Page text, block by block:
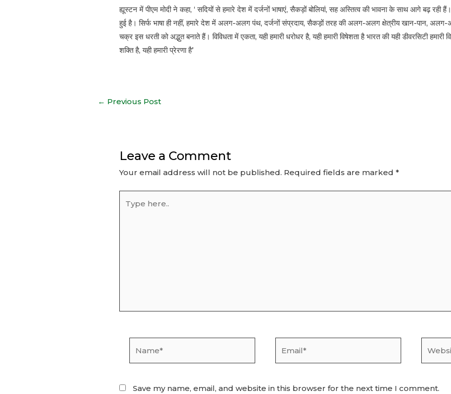
ह्यूस्टन में पीएम मोदी ने कहा, ‘ सदियों से हमारे देश में दर्जनों भाषाएं, सैकड़ों बोलियां, सह अस्तित्व की भावना के साथ आगे बढ़ रही
हुई है। सिर्फ भाषा ही नहीं, हमारे देश में अलग-अलग पंथ, दर्जनों संप्रदाय, सैकड़ों तरह की अलग-अलग क्षेत्रीय खान-पान,
चक्र इस धरती को अद्भुत बनाते हैं। विविधता में एकता, यही हमारी धरोधर है, यही हमारी विषेशता है भारत की यही डीवरसिटी
शक्ति है, यही हमारी प्रेरणा है’
Post
← Previous Post
Leave a Comment
Your email address will not be published. Required fields are marked *
here..
Save my name, email, and website in this browser for the next time I comment.